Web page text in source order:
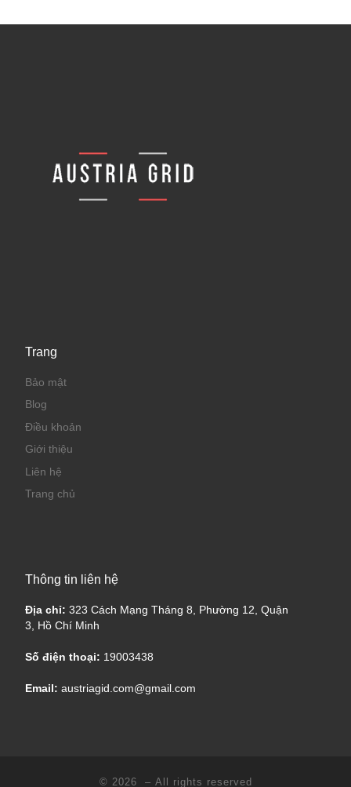
Trang
Bảo mật
Blog
Điều khoản
Giới thiệu
Liên hệ
Trang chủ
Thông tin liên hệ
Địa chỉ: 323 Cách Mạng Tháng 8, Phường 12, Quận
3, Hồ Chí Minh
Số điện thoại: 19003438
Email: austriagid.com@gmail.com
© 2026 – All rights reserved